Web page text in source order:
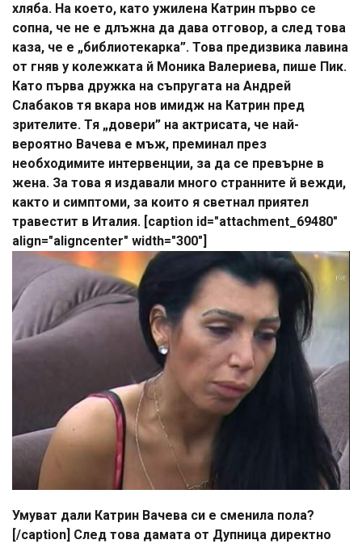
хляба. На което, като ужилена Катрин първо се
сопна, че не е длъжна да дава отговор, а след това
каза, че е „библиотекарка”. Това предизвика лавина
от гняв у колежката й Моника Валериева, пише Пик.
Като първа дружка на съпругата на Андрей
Слабаков тя вкара нов имидж на Катрин пред
зрителите. Тя „довери” на актрисата, че най-
вероятно Вачева е мъж, преминал през
необходимите интервенции, за да се превърне в
жена. За това я издавали много странните й вежди,
както и симптоми, за които я светнал приятел
травестит в Италия. [caption id="attachment_69480"
align="aligncenter" width="300"]
Умуват дали Катрин Вачева си е сменила пола?
[/caption] След това дамата от Дупница директно